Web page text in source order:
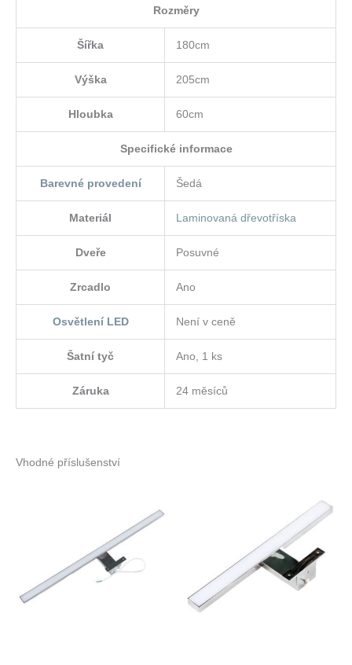
Rozměry
Šířka 180cm
Výška 205cm
Hloubka 60cm
Specifické informace
Barevné provedení Šedá
Materiál Laminovaná dřevotříska
Dveře Posuvné
Zrcadlo Ano
Osvětlení LED Není v ceně
Šatní tyč Ano, 1 ks
Záruka 24 měsíců
Vhodné příslušenství